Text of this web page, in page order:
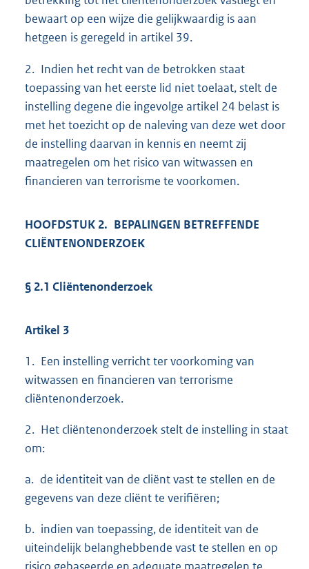
bewaart op een wijze die gelijkwaardig is aan
hetgeen is geregeld in artikel 39.
2. Indien het recht van de betrokken staat
toepassing van het eerste lid niet toelaat, stelt de
instelling degene die ingevolge artikel 24 belast is
met het toezicht op de naleving van deze wet door
de instelling daarvan in kennis en neemt zij
maatregelen om het risico van witwassen en
financieren van terrorisme te voorkomen.
HOOFDSTUK 2. BEPALINGEN BETREFFENDE
CLIËNTENONDERZOEK
§ 2.1 Cliëntenonderzoek
Artikel 3
1. Een instelling verricht ter voorkoming van
witwassen en financieren van terrorisme
cliëntenonderzoek.
2. Het cliëntenonderzoek stelt de instelling in staat
om:
a. de identiteit van de cliënt vast te stellen en de
gegevens van deze cliënt te verifiëren;
b. indien van toepassing, de identiteit van de
uiteindelijk belanghebbende vast te stellen en op